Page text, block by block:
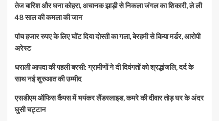
तेज बारिश और घना कोहरा, अचानक झाड़ी से निकला जंगल का शिकारी, ले ली
48 साल की कमला की जान
पांच हजार रुपए के लिए घोंट दिया दोस्ती का गला, बेरहमी से किया मर्डर, आरोपी
अरेस्ट
धराली आपदा की पहली बरसी: ग्रामीणों ने दी दिवंगतों को श्रद्धांजलि, दर्द के
साथ नई शुरुआत की उम्मीद
एसडीएम ऑफिस कैंपस में भयंकर लैंडस्लाइड, कमरे की दीवार तोड़ घर के अंदर
घुसी चट्टान